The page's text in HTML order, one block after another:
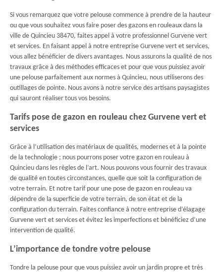
Si vous remarquez que votre pelouse commence à prendre de la hauteur
ou que vous souhaitez vous faire poser des gazons en rouleaux dans la
ville de Quincieu 38470, faites appel à votre professionnel Gurvene vert
et services. En faisant appel à notre entreprise Gurvene vert et services,
vous allez bénéficier de divers avantages. Nous assurons la qualité de nos
travaux grâce à des méthodes efficaces et pour que vous puissiez avoir
une pelouse parfaitement aux normes à Quincieu, nous utiliserons des
outillages de pointe. Nous avons à notre service des artisans paysagistes
qui sauront réaliser tous vos besoins.
Tarifs pose de gazon en rouleau chez Gurvene vert et
services
Grâce à l’utilisation des matériaux de qualités, modernes et à la pointe
de la technologie ; nous pourrons poser votre gazon en rouleau à
Quincieu dans les règles de l’art. Nous pouvons vous fournir des travaux
de qualité en toutes circonstances, quelle que soit la configuration de
votre terrain. Et notre tarif pour une pose de gazon en rouleau va
dépendre de la superficie de votre terrain, de son état et de la
configuration du terrain. Faites confiance à notre entreprise d’élagage
Gurvene vert et services et évitez les imperfections et bénéficiez d’une
intervention de qualité.
L’importance de tondre votre pelouse
Tondre la pelouse pour que vous puissiez avoir un jardin propre et très